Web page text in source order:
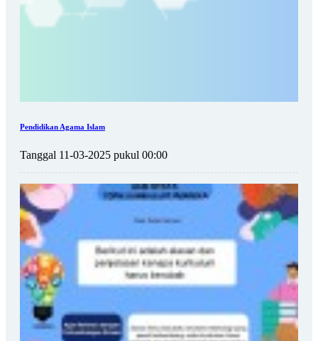
Pendidikan Agama Islam
Tanggal 11-03-2025 pukul 00:00